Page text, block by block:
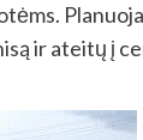
ir ateitų į